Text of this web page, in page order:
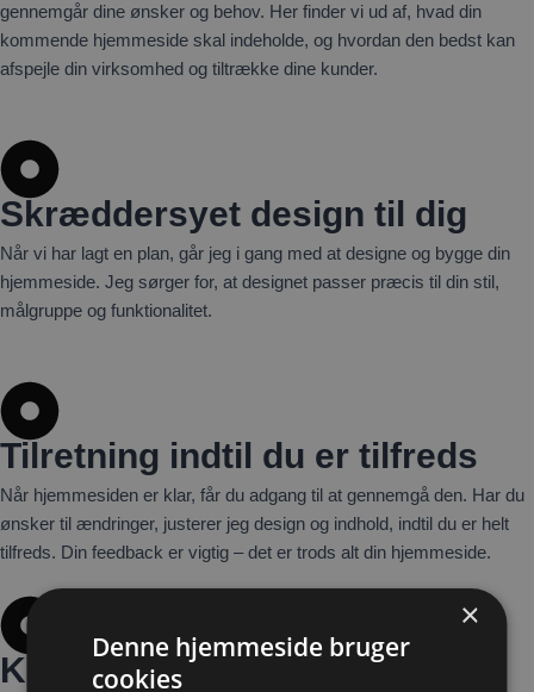
gennemgår dine ønsker og behov. Her finder vi ud af, hvad din
kommende hjemmeside skal indeholde, og hvordan den bedst kan
afspejle din virksomhed og tiltrække dine kunder.
Skræddersyet design til dig
Når vi har lagt en plan, går jeg i gang med at designe og bygge din
hjemmeside. Jeg sørger for, at designet passer præcis til din stil,
målgruppe og funktionalitet.
Tilretning indtil du er tilfreds
Når hjemmesiden er klar, får du adgang til at gennemgå den. Har du
ønsker til ændringer, justerer jeg design og indhold, indtil du er helt
tilfreds. Din feedback er vigtig – det er trods alt din hjemmeside.
Klar til lancering
×
Denne hjemmeside bruger
cookies